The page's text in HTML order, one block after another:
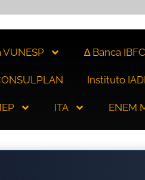
VUNESP ∆ Banca IBFC
Instituto
ITA ENEM